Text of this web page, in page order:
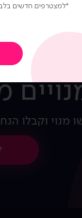
מנוי וקבלו
למצטרפים חדשים